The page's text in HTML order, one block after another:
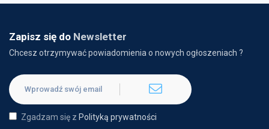
Zapisz się do Newsletter
Chcesz otrzymywać powiadomienia o nowych ogłoszeniach ?
Zgadzam się z Polityką prywatności